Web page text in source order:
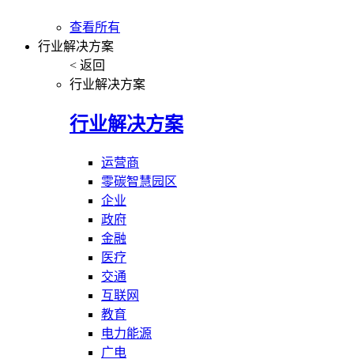
查看所有
行业解决方案
< 返回
行业解决方案
行业解决方案
运营商
零碳智慧园区
企业
政府
金融
医疗
交通
互联网
教育
电力能源
广电